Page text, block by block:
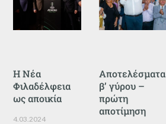
Η Νέα
Φιλαδέλφεια
ως αποικία
4.03.2024
Αποτελέσματα
β’ γύρου –
πρώτη
αποτίμηση